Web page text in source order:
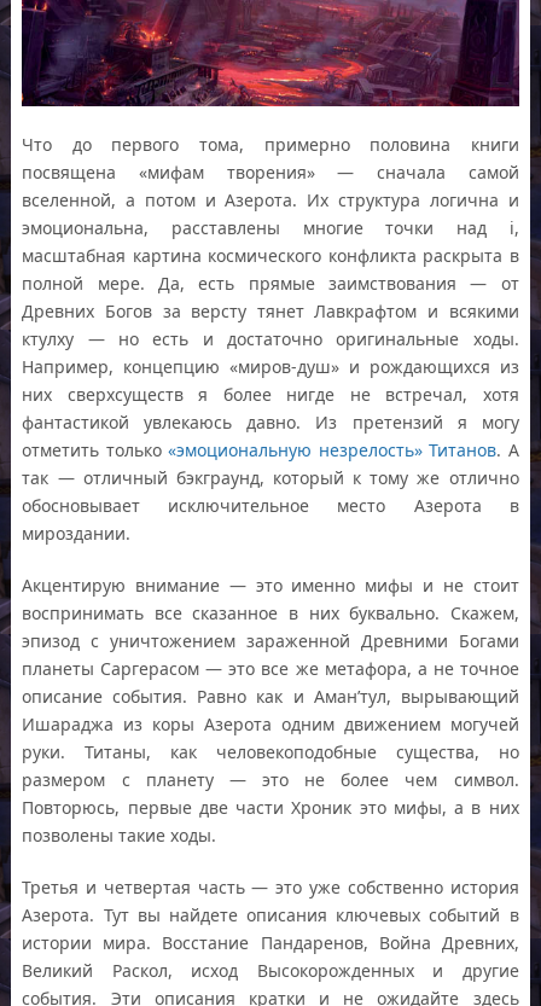
Что до первого тома, примерно половина книги
посвящена «мифам творения» — сначала самой
вселенной, а потом и Азерота. Их структура логична и
эмоциональна, расставлены многие точки над і,
масштабная картина космического конфликта раскрыта в
полной мере. Да, есть прямые заимствования — от
Древних Богов за версту тянет Лавкрафтом и всякими
ктулху — но есть и достаточно оригинальные ходы.
Например, концепцию «миров-душ» и рождающихся из
них сверхсуществ я более нигде не встречал, хотя
фантастикой увлекаюсь давно. Из претензий я могу
отметить только«эмоциональную незрелость» Титанов. А
так — отличный бэкграунд, который к тому же отлично
обосновывает исключительное место Азерота в
мироздании.
Акцентирую внимание — это именно мифы и не стоит
воспринимать все сказанное в них буквально. Скажем,
эпизод с уничтожением зараженной Древними Богами
планеты Саргерасом — это все же метафора, а не точное
описание события. Равно как и Аман’тул, вырывающий
Ишараджа из коры Азерота одним движением могучей
руки. Титаны, как человекоподобные существа, но
размером с планету — это не более чем символ.
Повторюсь, первые две части Хроник это мифы, а в них
позволены такие ходы.
Третья и четвертая часть — это уже собственно история
Азерота. Тут вы найдете описания ключевых событий в
истории мира. Восстание Пандаренов, Война Древних,
Великий Раскол, исход Высокорожденных и другие
события. Эти описания кратки и не ожидайте здесь